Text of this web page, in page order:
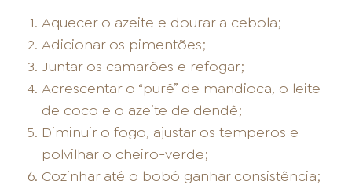
Aquecer o azeite e dourar a cebola;
Adicionar os pimentões;
Juntar os camarões e refogar;
Acrescentar o “purê” de mandioca, o leite
de coco e o azeite de dendê;
Diminuir o fogo, ajustar os temperos e
polvilhar o cheiro-verde;
Cozinhar até o bobó ganhar consistência;